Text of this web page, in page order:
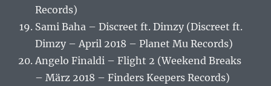
Records)
Sami Baha – Discreet ft. Dimzy (Discreet ft.
Dimzy – April 2018 – Planet Mu Records)
Angelo Finaldi – Flight 2 (Weekend Breaks
– März 2018 – Finders Keepers Records)